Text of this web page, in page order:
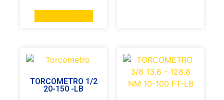
TORCOMETRO 1/2
20-150 -LB